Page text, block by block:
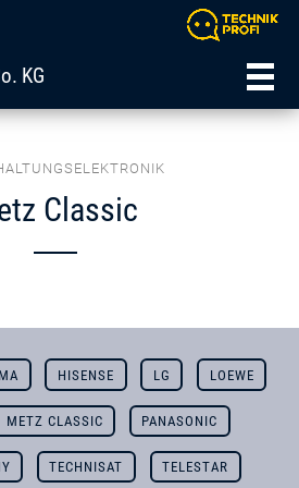
KG
Classic
HISENSE LG LOEWE
METZ CLASSIC PANASONIC
TECHNISAT TELESTAR